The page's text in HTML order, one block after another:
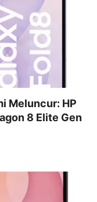
Meluncur: HP
8 Elite Gen